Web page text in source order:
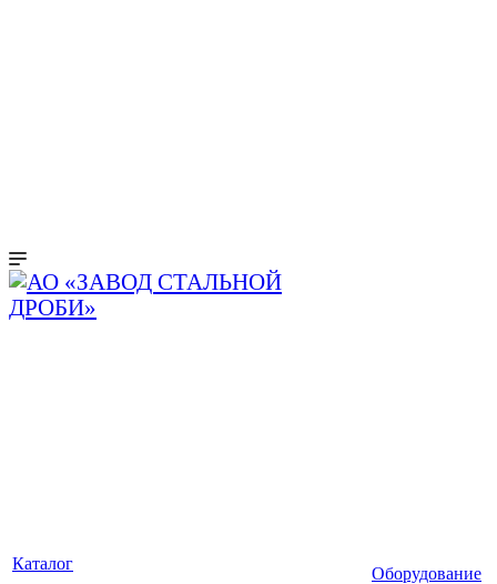
Каталог
Оборудование